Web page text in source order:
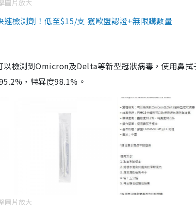
圖片放大
檢測劑！低至$15/支 獲歐盟認證+無限購數量
檢測到Omicron及Delta等新型冠狀病毒，使用鼻拭
，特異度98.1%。
圖片放大